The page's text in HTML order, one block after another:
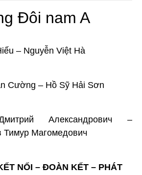
Đôi nam A
– Nguyễn Việt Hà
Cường – Hồ Sỹ Hải Sơn
Александрович –
Тимур Магомедович
NỐI – ĐOÀN KẾT – PHÁT